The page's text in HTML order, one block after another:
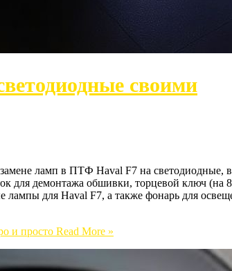
своими
ламп в ПТФ Haval F7 на светодиодные,
для демонтажа обшивки, торцевой ключ (на
для Haval F7, а также фонарь для
и просто Read More »